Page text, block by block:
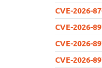
CVE-2026-
CVE-2026-
CVE-2026-
CVE-2026-